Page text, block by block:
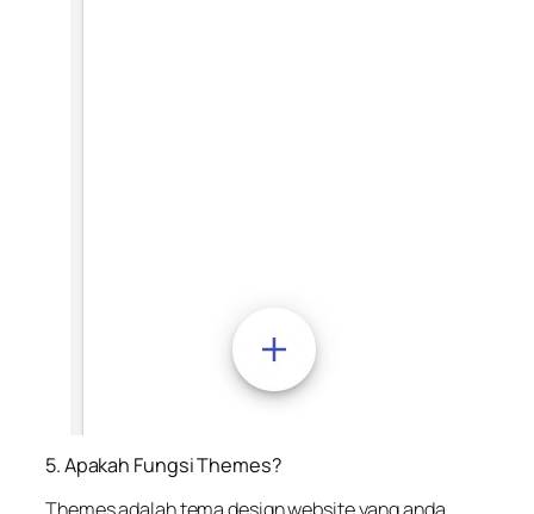
5. Apakah Fungsi Themes?